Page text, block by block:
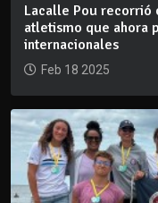
Lacalle Pou recorrió
atletismo que ahora
internacionales
Feb 18 2025